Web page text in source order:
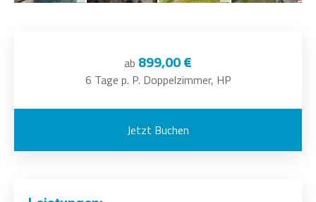
ab 899,00 €
6 Tage p. P. Doppelzimmer, HP
Jetzt Buchen